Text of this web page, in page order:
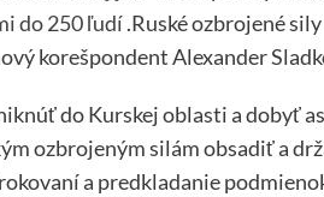
do 250 ľudí.Ruské ozbrojené
korešpondent Alexander
do Kurskej oblasti a dobyť
ozbrojeným silám obsadiť a
a predkladanie